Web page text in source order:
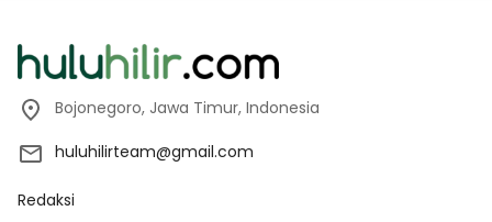
Bojonegoro, Jawa Timur, Indonesia
huluhilirteam@gmail.com
Redaksi